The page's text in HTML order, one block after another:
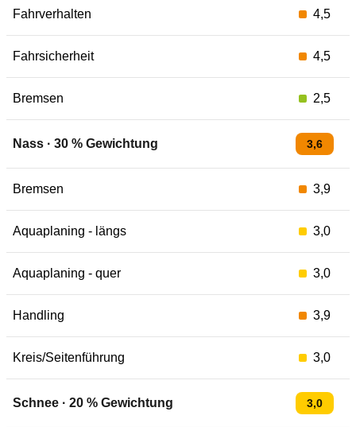
Fahrverhalten 4,5
Fahrsicherheit 4,5
Bremsen 2,5
Nass · 30 % Gewichtung 3,6
Bremsen 3,9
Aquaplaning - längs 3,0
Aquaplaning - quer 3,0
Handling 3,9
Kreis/Seitenführung 3,0
Schnee · 20 % Gewichtung 3,0